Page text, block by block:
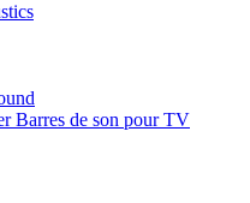
Barres de son pour TV